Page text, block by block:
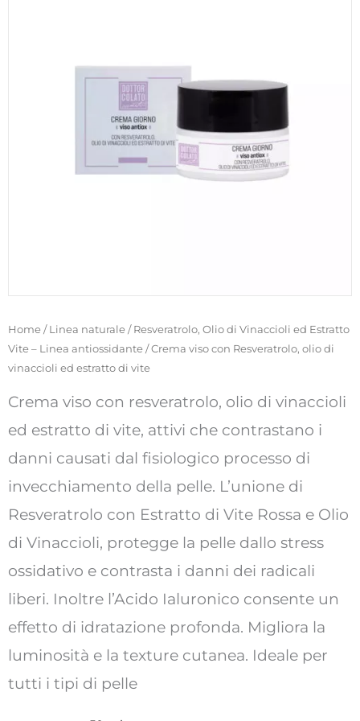
Home/Linea naturale/Resveratrolo, Olio di Vinaccioli ed Estratto
Vite – Linea antiossidante/ Crema viso con Resveratrolo, olio di
vinaccioli ed estratto di vite
Crema viso con resveratrolo, olio di vinaccioli
ed estratto di vite, attivi che contrastano i
danni causati dal fisiologico processo di
invecchiamento della pelle. L’unione di
Resveratrolo con Estratto di Vite Rossa e Olio
di Vinaccioli, protegge la pelle dallo stress
ossidativo e contrasta i danni dei radicali
liberi. Inoltre l’Acido Ialuronico consente un
effetto di idratazione profonda. Migliora la
luminosità e la texture cutanea. Ideale per
tutti i tipi di pelle